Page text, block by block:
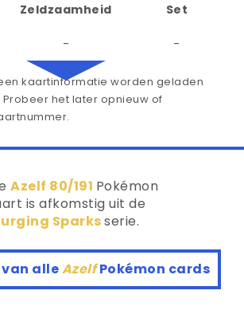
Zeldzaamheid
-
Set
-
kaartinformatie worden geladen
het later opnieuw of
Azelf 80/191 Pokémon
is afkomstig uit de
Sparksserie.
alleAzelfPokémon cards